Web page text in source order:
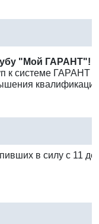
"Мой ГАРАНТ"!
к системе ГАРАНТ
в силу с 11